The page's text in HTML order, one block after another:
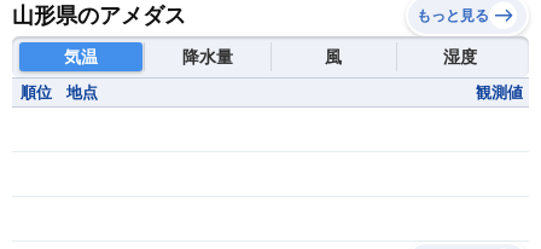
山形県のアメダス もっと見る
気温 降水量 風 湿度
順位 地点 観測値